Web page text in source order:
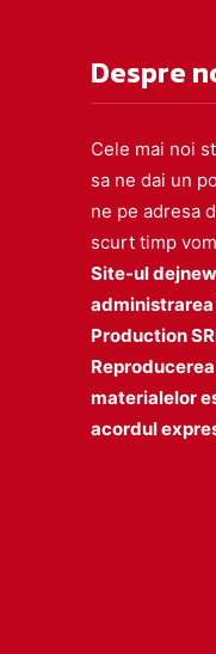
Despre
Cele mai noi
sa ne dai un
ne pe adresa
scurt timp
Site-ul
Production
materialelor
acordul